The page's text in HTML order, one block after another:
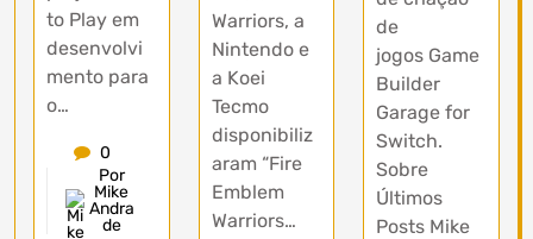
to Play em
desenvolvi
mento para
o…
0
Por
Mike
Andra
de
Warriors, a
Nintendo e
a Koei
Tecmo
disponibiliz
aram “Fire
Emblem
Warriors…
de
jogos Game
Builder
Garage for
Switch.
Sobre
Últimos
Posts Mike